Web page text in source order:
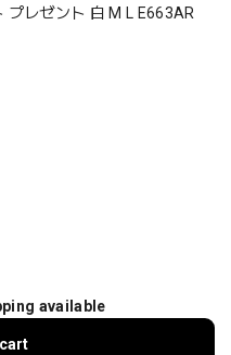
プレゼント 白 M L E663AR
available